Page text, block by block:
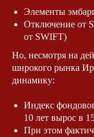
Элементы
Отключение от
от SWIFT)
Но, несмотря на
широкого рынка
динамику:
Индекс
10 лет вырос в
При этом
Пресс-портрет
Политика
Разработка сайта
Общественная
деятельность
Раскрытие информации